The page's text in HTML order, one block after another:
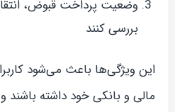
وضعیت پرداخت قبوض،
بررسی کنند
این ویژگی‌ها باعث می‌شود
مالی و بانکی خود داشته باشند